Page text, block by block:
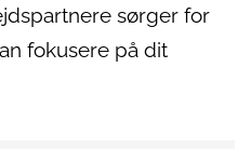
sørger for
fokusere på dit